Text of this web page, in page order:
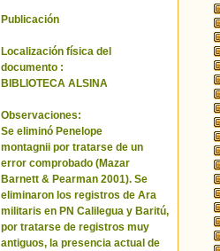
Publicación
Localización física del
documento :
BIBLIOTECA ALSINA
Observaciones:
Se eliminó Penelope
montagnii por tratarse de un
error comprobado (Mazar
Barnett & Pearman 2001). Se
eliminaron los registros de Ara
militaris en PN Calilegua y Baritú,
por tratarse de registros muy
antiguos, la presencia actual de